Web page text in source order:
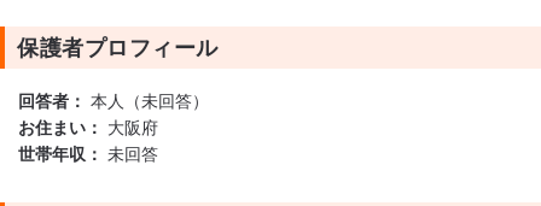
保護者プロフィール
回答者： 本人（未回答）
お住まい： 大阪府
世帯年収： 未回答